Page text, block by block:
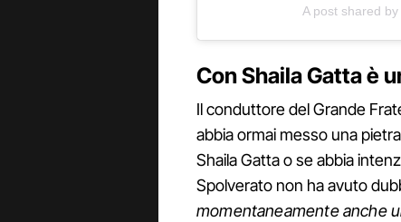
A post shared
Con Shaila Gatta è
Il conduttore del Grande
abbia ormai messo una
Shaila Gatta o se abbia
Spolverato non ha avuto
momentaneamente anche